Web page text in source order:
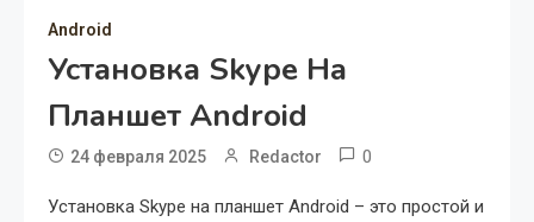
Android
Установка Skype На
Планшет Android
24 февраля 2025 Redactor 0
Установка Skype на планшет Android – это простой и